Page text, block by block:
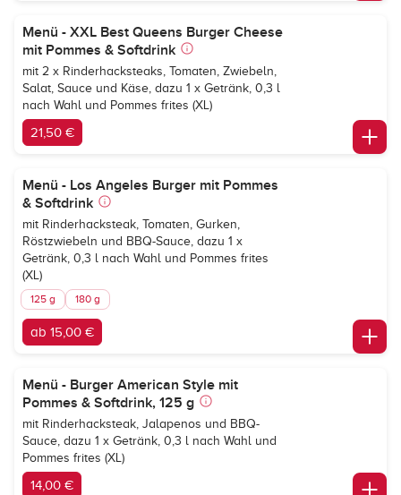
Menü - XXL Best Queens Burger Cheese
mit Pommes & Softdrink
mit 2 x Rinderhacksteaks, Tomaten, Zwiebeln,
Salat, Sauce und Käse, dazu 1 x Getränk, 0,3 l
nach Wahl und Pommes frites (XL)
21,50 €
Menü - Los Angeles Burger mit Pommes
& Softdrink
mit Rinderhacksteak, Tomaten, Gurken,
Röstzwiebeln und BBQ-Sauce, dazu 1 x
Getränk, 0,3 l nach Wahl und Pommes frites
(XL)
125 g 180 g
ab 15,00 €
Menü - Burger American Style mit
Pommes & Softdrink, 125 g
mit Rinderhacksteak, Jalapenos und BBQ-
Sauce, dazu 1 x Getränk, 0,3 l nach Wahl und
Pommes frites (XL)
14,00 €